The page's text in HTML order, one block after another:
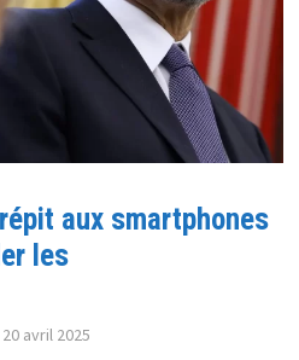
aux smartphones
les
20 avril 2025